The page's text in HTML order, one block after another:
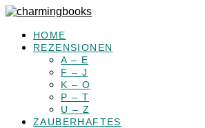
HOME
REZENSIONEN
A – E
F – J
K – O
P – T
U – Z
ZAUBERHAFTES